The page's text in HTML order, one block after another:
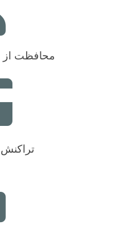
محافظت از
تراکنش